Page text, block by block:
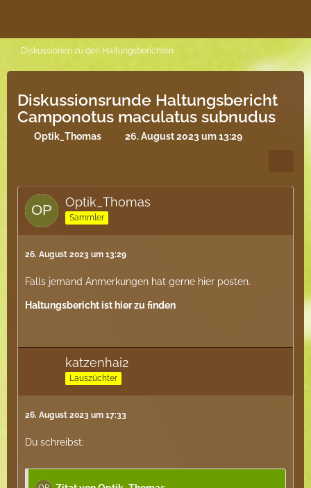
Diskussionen zu den Haltungsberichten
Diskussionsrunde Haltungsbericht
Camponotus maculatus subnudus
Optik_Thomas 26. August 2023 um 13:29
Optik_Thomas
Sammler
26. August 2023 um 13:29
Falls jemand Anmerkungen hat gerne hier posten.
Haltungsbericht ist hier zu finden
katzenhai2
Lauszüchter
26. August 2023 um 17:33
Du schreibst: